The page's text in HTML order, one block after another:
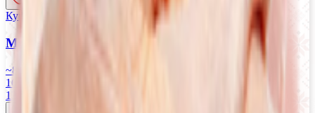
Купляйце Беларускае
Мякоть бедра ЦБ «Ганна» охлажденная
~800 г
16.73 руб/кг
13.38